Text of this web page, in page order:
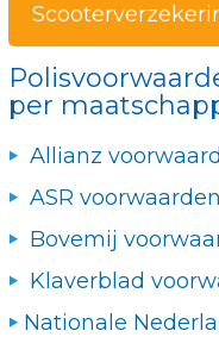
per
Allianz
ASR
Bovemij
Klaverblad
Nationale